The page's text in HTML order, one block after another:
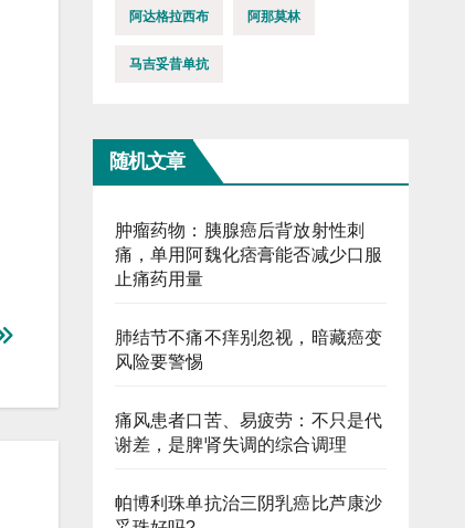
阿达格拉西布 阿那莫林
马吉妥昔单抗
随机文章
肿瘤药物：胰腺癌后背放射性刺
痛，单用阿魏化痞膏能否减少口服
止痛药用量
肺结节不痛不痒别忽视，暗藏癌变
风险要警惕
痛风患者口苦、易疲劳：不只是代
谢差，是脾肾失调的综合调理
帕博利珠单抗治三阴乳癌比芦康沙